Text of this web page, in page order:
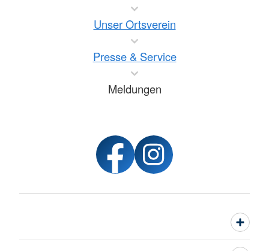
Unser Ortsverein
Presse & Service
Meldungen